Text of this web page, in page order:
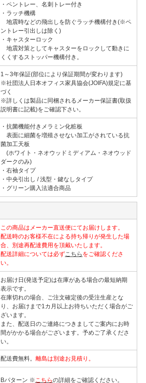
・ペントレー、名刺トレー付き
・ラッチ機構
地震時などの飛出しを防ぐラッチ機構付き(※ペ
ントレー引出しは除く)
・キャスターロック
地震対策としてキャスターをロックして動きに
くくするストッパー機構付き。
1～3年保証(部位により保証期間が変わります)
※社団法人日本オフィス家具協会(JOIFA)規定に基
づく
※詳しくは製品に同梱されるメーカー保証書(取扱
説明書に記載)をご確認下さい。
・抗菌機能付きメラミン化粧板
表面に細菌を増殖させない加工がされている抗
菌加工天板
(ホワイト・ネオウッドミディアム・ネオウッド
ダークのみ)
・右袖タイプ
・中央引出し / 浅型・鍵なしタイプ
・グリーン購入法適合商品
この商品はメーカー直送便にてお届けします。
配送時のお客様不在による持ち帰りが発生した場
合、別途再配達費用を頂戴いたします。
配送詳細については必ずこちら をご確認くださ
い。
お届け日(発送予定)は在庫がある場合の最短納期
表示です。
在庫切れの場合、ご注文確定後の受注生産とな
り、お届けまで1カ月以上お待ちいただく場合がご
ざいます。
また、配送日のご連絡につきましてご案内にお時
間がかかる場合がございます。予めご了承くださ
い。
配送費無料。 離島は別途お見積り。
Bパターン ※ こちらの詳細をご確認ください。